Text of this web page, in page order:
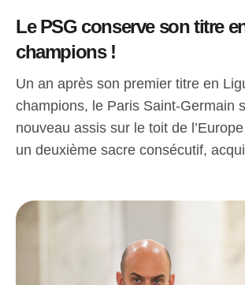
Le PSG conserve son titre
champions !
Un an après son premier titre en
champions, le Paris Saint-Germain
nouveau assis sur le toit de
un deuxième sacre consécutif,